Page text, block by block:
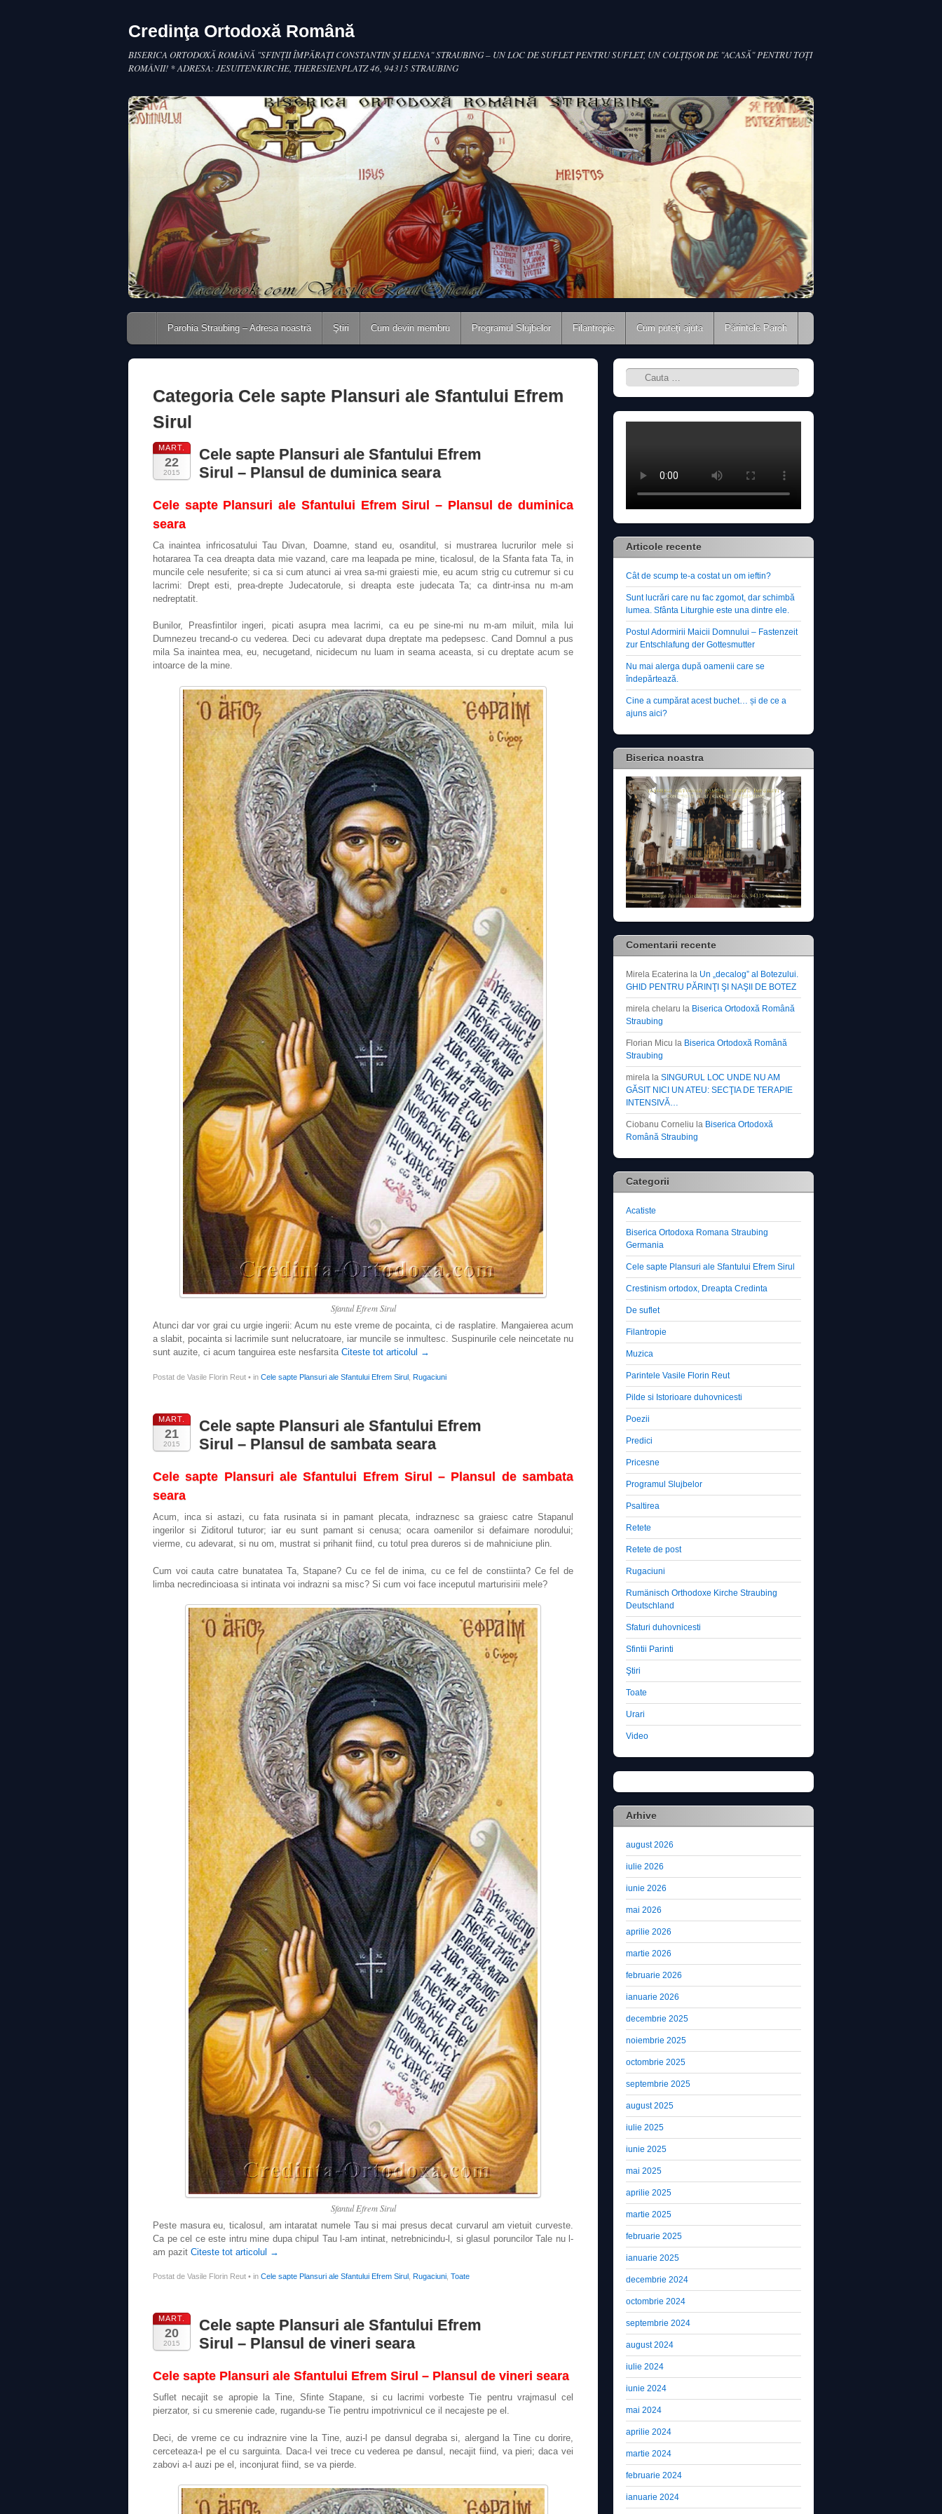
Credinţa Ortodoxă Română
BISERICA ORTODOXĂ ROMÂNĂ "SFINŢII ÎMPĂRAŢI CONSTANTIN ŞI ELENA" STRAUBING – UN LOC DE SUFLET PENTRU SUFLET, UN COLŢIŞOR DE "ACASĂ" PENTRU TOŢI
ROMÂNII! * ADRESA: JESUITENKIRCHE, THERESIENPLATZ 46, 94315 STRAUBING
Main menu
Skip to content
Parohia Straubing – Adresa noastră Ştiri Cum devin membru Programul Slujbelor Filantropie Cum puteţi ajuta Părintele Paroh
Categoria Cele sapte Plansuri ale Sfantului Efrem
Sirul
MART.
22
2015
Cele sapte Plansuri ale Sfantului Efrem
Sirul – Plansul de duminica seara
Cele sapte Plansuri ale Sfantului Efrem Sirul – Plansul de duminica
seara
Ca inaintea infricosatului Tau Divan, Doamne, stand eu, osanditul, si mustrarea lucrurilor mele si
hotararea Ta cea dreapta data mie vazand, care ma leapada pe mine, ticalosul, de la Sfanta fata Ta, in
muncile cele nesuferite; si ca si cum atunci ai vrea sa-mi graiesti mie, eu acum strig cu cutremur si cu
lacrimi: Drept esti, prea-drepte Judecatorule, si dreapta este judecata Ta; ca dintr-insa nu m-am
nedreptatit.
Bunilor, Preasfintilor ingeri, picati asupra mea lacrimi, ca eu pe sine-mi nu m-am miluit, mila lui
Dumnezeu trecand-o cu vederea. Deci cu adevarat dupa dreptate ma pedepsesc. Cand Domnul a pus
mila Sa inaintea mea, eu, necugetand, nicidecum nu luam in seama aceasta, si cu dreptate acum se
intoarce de la mine.
Sfantul Efrem Sirul
Atunci dar vor grai cu urgie ingerii: Acum nu este vreme de pocainta, ci de rasplatire. Mangaierea acum
a slabit, pocainta si lacrimile sunt nelucratoare, iar muncile se inmultesc. Suspinurile cele neincetate nu
sunt auzite, ci acum tanguirea este nesfarsita Citeste tot articolul →
Postat de Vasile Florin Reut • in Cele sapte Plansuri ale Sfantului Efrem Sirul Rugaciuni
MART.
21
2015
Cele sapte Plansuri ale Sfantului Efrem
Sirul – Plansul de sambata seara
Cele sapte Plansuri ale Sfantului Efrem Sirul – Plansul de sambata
seara
Acum, inca si astazi, cu fata rusinata si in pamant plecata, indraznesc sa graiesc catre Stapanul
ingerilor si Ziditorul tuturor; iar eu sunt pamant si cenusa; ocara oamenilor si defaimare norodului;
vierme, cu adevarat, si nu om, mustrat si prihanit fiind, cu totul prea dureros si de mahniciune plin.
Cum voi cauta catre bunatatea Ta, Stapane? Cu ce fel de inima, cu ce fel de constiinta? Ce fel de
limba necredincioasa si intinata voi indrazni sa misc? Si cum voi face inceputul marturisirii mele?
Sfantul Efrem Sirul
Peste masura eu, ticalosul, am intaratat numele Tau si mai presus decat curvarul am vietuit curveste.
Ca pe cel ce este intru mine dupa chipul Tau l-am intinat, netrebnicindu-l, si glasul poruncilor Tale nu l-
am pazit Citeste tot articolul →
Postat de Vasile Florin Reut • in Cele sapte Plansuri ale Sfantului Efrem Sirul Rugaciuni Toate
MART.
20
2015
Cele sapte Plansuri ale Sfantului Efrem
Sirul – Plansul de vineri seara
Cele sapte Plansuri ale Sfantului Efrem Sirul – Plansul de vineri seara
Suflet necajit se apropie la Tine, Sfinte Stapane, si cu lacrimi vorbeste Tie pentru vrajmasul cel
pierzator, si cu smerenie cade, rugandu-se Tie pentru impotrivnicul ce il necajeste pe el.
Deci, de vreme ce cu indraznire vine la Tine, auzi-l pe dansul degraba si, alergand la Tine cu dorire,
cerceteaza-l pe el cu sarguinta. Daca-l vei trece cu vederea pe dansul, necajit fiind, va pieri; daca vei
zabovi a-l auzi pe el, inconjurat fiind, se va pierde.
Search
Articole recente
Cât de scump te-a costat un om ieftin?
Sunt lucrări care nu fac zgomot, dar schimbă
lumea. Sfânta Liturghie este una dintre ele.
Postul Adormirii Maicii Domnului – Fastenzeit
zur Entschlafung der Gottesmutter
Nu mai alerga după oamenii care se
îndepărtează.
Cine a cumpărat acest buchet… și de ce a
ajuns aici?
Biserica noastra
Comentarii recente
Mirela Ecaterina la Un „decalog” al Botezului.
GHID PENTRU PĂRINŢI ŞI NAŞII DE BOTEZ
mirela chelaru la Biserica Ortodoxă Română
Straubing
Florian Micu la Biserica Ortodoxă Română
Straubing
mirela la SINGURUL LOC UNDE NU AM
GĂSIT NICI UN ATEU: SECŢIA DE TERAPIE
INTENSIVĂ…
Ciobanu Corneliu la Biserica Ortodoxă
Română Straubing
Categorii
Acatiste
Biserica Ortodoxa Romana Straubing
Germania
Cele sapte Plansuri ale Sfantului Efrem Sirul
Crestinism ortodox, Dreapta Credinta
De suflet
Filantropie
Muzica
Parintele Vasile Florin Reut
Pilde si Istorioare duhovnicesti
Poezii
Predici
Pricesne
Programul Slujbelor
Psaltirea
Retete
Retete de post
Rugaciuni
Rumänisch Orthodoxe Kirche Straubing
Deutschland
Sfaturi duhovnicesti
Sfintii Parinti
Ştiri
Toate
Urari
Video
Arhive
august 2026
iulie 2026
iunie 2026
mai 2026
aprilie 2026
martie 2026
februarie 2026
ianuarie 2026
decembrie 2025
noiembrie 2025
octombrie 2025
septembrie 2025
august 2025
iulie 2025
iunie 2025
mai 2025
aprilie 2025
martie 2025
februarie 2025
ianuarie 2025
decembrie 2024
octombrie 2024
septembrie 2024
august 2024
iulie 2024
iunie 2024
mai 2024
aprilie 2024
martie 2024
februarie 2024
ianuarie 2024